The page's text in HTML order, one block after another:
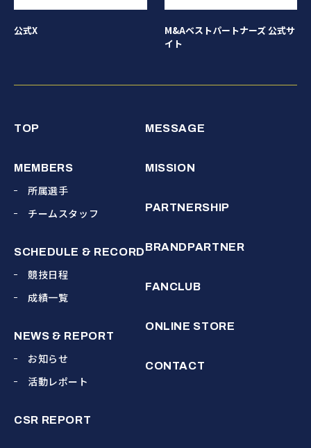
公式X
M&Aベストパートナーズ 公式サ
イト
TOP
MEMBERS
所属選手
チームスタッフ
SCHEDULE & RECORD
競技日程
成績一覧
NEWS & REPORT
お知らせ
活動レポート
CSR REPORT
MESSAGE
MISSION
PARTNERSHIP
BRANDPARTNER
FANCLUB
ONLINE STORE
CONTACT